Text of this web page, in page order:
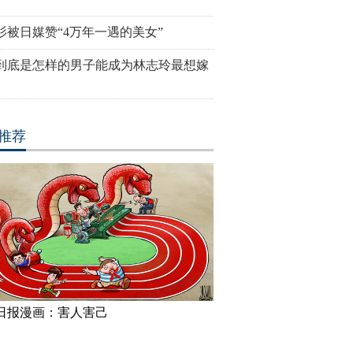
被日媒赞“4万年一遇的美女”
底是怎样的男子能成为林志玲最想嫁
荐
报漫画：害人害己